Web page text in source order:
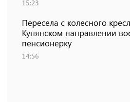
15:23
Пересела с колесного
Купянском направлении
пенсионерку
14:56